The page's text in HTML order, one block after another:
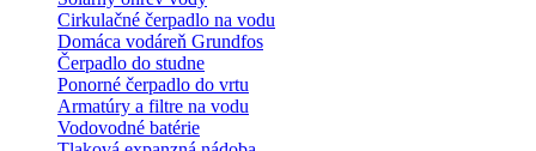
Cirkulačné čerpadlo na vodu
Domáca vodáreň Grundfos
Čerpadlo do studne
Ponorné čerpadlo do vrtu
Armatúry a filtre na vodu
Vodovodné batérie